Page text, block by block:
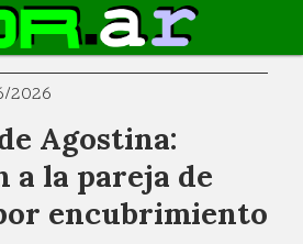
Agostina:
a la pareja de
encubrimiento
2026